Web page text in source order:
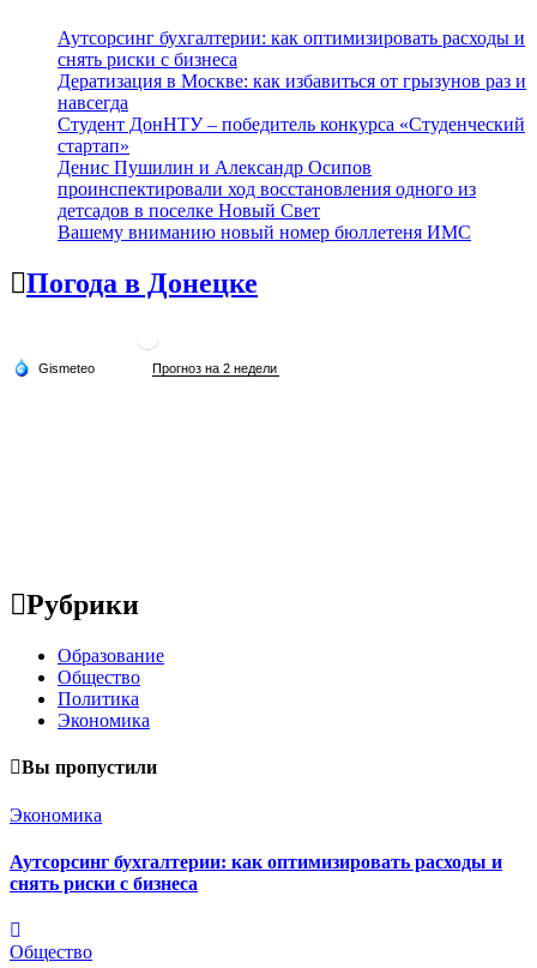
Аутсорсинг бухгалтерии: как оптимизировать расходы и
снять риски с бизнеса
Дератизация в Москве: как избавиться от грызунов раз и
навсегда
Студент ДонНТУ – победитель конкурса «Студенческий
стартап»
Денис Пушилин и Александр Осипов
проинспектировали ход восстановления одного из
детсадов в поселке Новый Свет
Вашему вниманию новый номер бюллетеня ИМС
Погода в Донецке
Рубрики
Образование
Общество
Политика
Экономика
Вы пропустили
Экономика
Аутсорсинг бухгалтерии: как оптимизировать расходы и
снять риски с бизнеса
Общество